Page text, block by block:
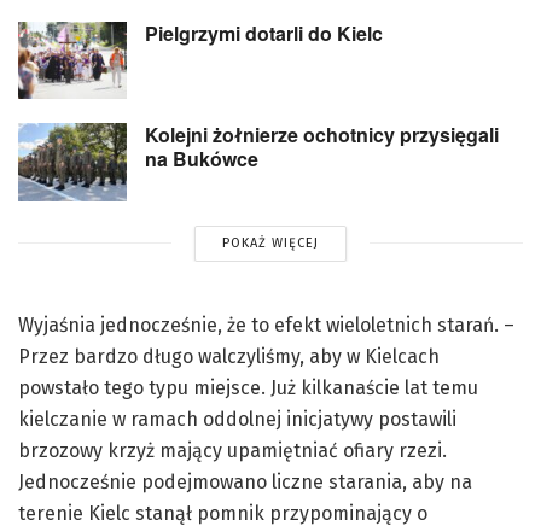
Pielgrzymi dotarli do Kielc
Kolejni żołnierze ochotnicy przysięgali
na Bukówce
POKAŻ WIĘCEJ
Wyjaśnia jednocześnie, że to efekt wieloletnich starań. –
Przez bardzo długo walczyliśmy, aby w Kielcach
powstało tego typu miejsce. Już kilkanaście lat temu
kielczanie w ramach oddolnej inicjatywy postawili
brzozowy krzyż mający upamiętniać ofiary rzezi.
Jednocześnie podejmowano liczne starania, aby na
terenie Kielc stanął pomnik przypominający o